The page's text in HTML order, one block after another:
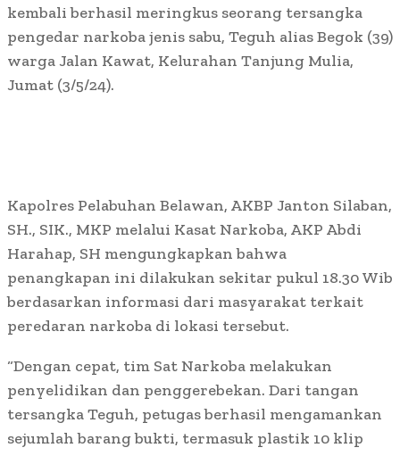
kembali berhasil meringkus seorang tersangka
pengedar narkoba jenis sabu, Teguh alias Begok (39)
warga Jalan Kawat, Kelurahan Tanjung Mulia,
Jumat (3/5/24).
Kapolres Pelabuhan Belawan, AKBP Janton Silaban,
SH., SIK., MKP melalui Kasat Narkoba, AKP Abdi
Harahap, SH mengungkapkan bahwa
penangkapan ini dilakukan sekitar pukul 18.30 Wib
berdasarkan informasi dari masyarakat terkait
peredaran narkoba di lokasi tersebut.
“Dengan cepat, tim Sat Narkoba melakukan
penyelidikan dan penggerebekan. Dari tangan
tersangka Teguh, petugas berhasil mengamankan
sejumlah barang bukti, termasuk plastik 10 klip